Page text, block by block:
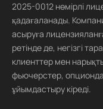
2025-0012 нөмірлі
қадағаланады.
асыруға
ретінде де, негізгі
клиенттер мен
фьючерстер,
ұйымдастыру кіреді.